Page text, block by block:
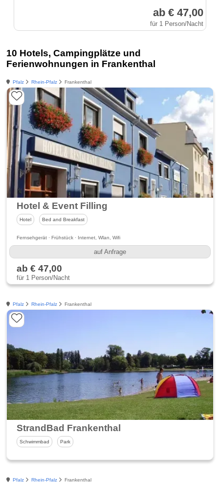
ab € 47,00
für 1 Person/Nacht
10 Hotels, Campingplätze und
Ferienwohnungen in Frankenthal
Pfalz Rhein-Pfalz Frankenthal
Hotel & Event Filling
Hotel Bed and Breakfast
Fernsehgerät · Frühstück · Internet, Wlan, Wifi
auf Anfrage
ab € 47,00
für 1 Person/Nacht
Pfalz Rhein-Pfalz Frankenthal
StrandBad Frankenthal
Schwimmbad Park
Pfalz Rhein-Pfalz Frankenthal